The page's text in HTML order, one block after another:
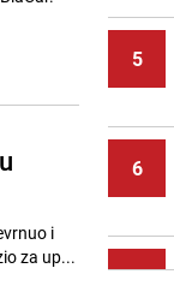
i
za up...
5
6
7